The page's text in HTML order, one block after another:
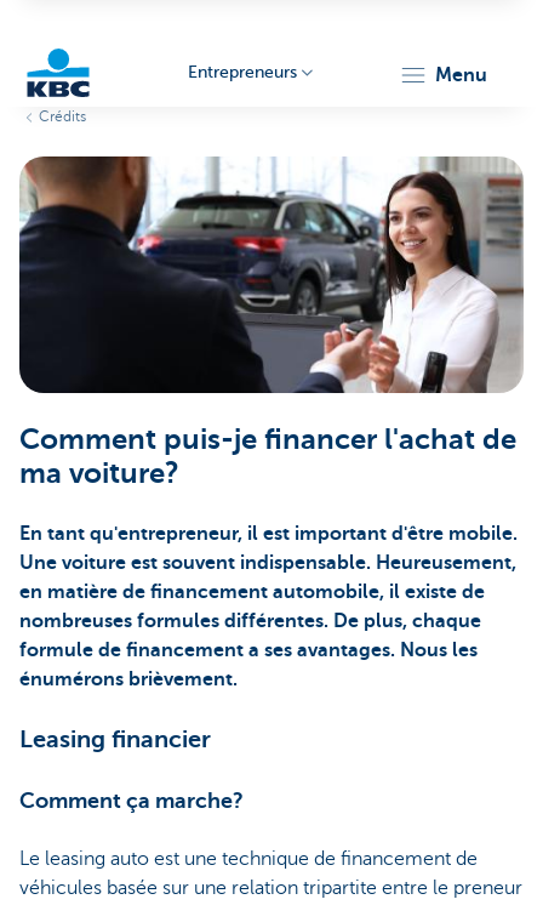
Entrepreneurs menu
Crédits
Comment puis-je financer l'achat de
ma voiture?
En tant qu'entrepreneur, il est important d'être mobile.
Une voiture est souvent indispensable. Heureusement,
en matière de financement automobile, il existe de
nombreuses formules différentes. De plus, chaque
formule de financement a ses avantages. Nous les
énumérons brièvement.
Leasing financier
Comment ça marche?
Le leasing auto est une technique de financement de
véhicules basée sur une relation tripartite entre le preneur